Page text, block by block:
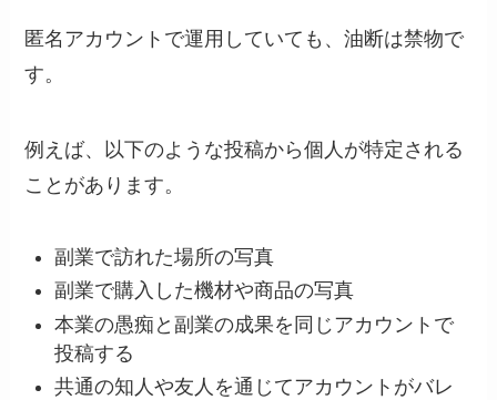
匿名アカウントで運用していても、油断は禁物で
す。
例えば、以下のような投稿から個人が特定される
ことがあります。
副業で訪れた場所の写真
副業で購入した機材や商品の写真
本業の愚痴と副業の成果を同じアカウントで
投稿する
共通の知人や友人を通じてアカウントがバレ